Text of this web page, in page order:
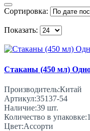
Сортировка:
Показать:
Стаканы (450 мл)
Производитель:Китай
Артикул:35137-54
Наличие:39 шт.
Количество в упаковке:
Цвет:Ассорти